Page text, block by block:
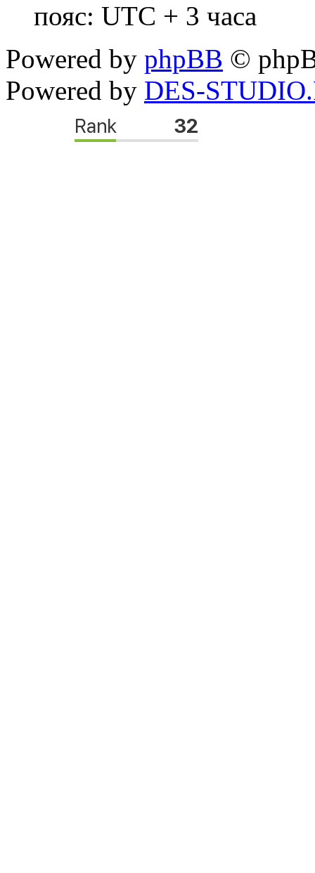
пояс: UTC + 3 часа
Powered by phpBB ©
Powered by DES-